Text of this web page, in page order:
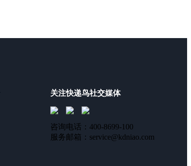
关注快递鸟社交媒体
咨询电话：400-8699-100
服务邮箱：service@kdniao.com